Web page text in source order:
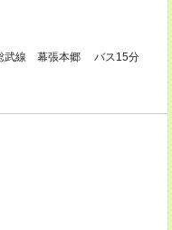
武線 幕張本郷 バス15分